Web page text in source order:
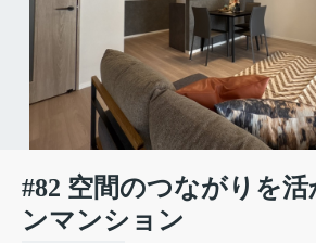
#82 空間のつながりを
ンマンション